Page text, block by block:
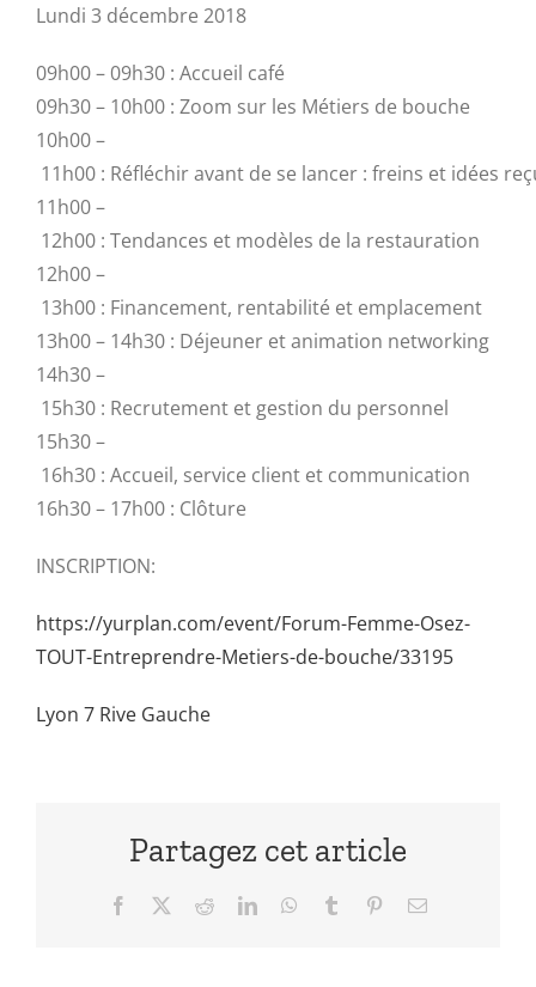
Lundi 3 décembre 2018
09h00 – 09h30 : Accueil café
09h30 – 10h00 : Zoom sur les Métiers de bouche
10h00 –
11h00 : Réfléchir avant de se lancer : freins et idées
11h00 –
12h00 : Tendances et modèles de la restauration
12h00 –
13h00 : Financement, rentabilité et emplacement
13h00 – 14h30 : Déjeuner et animation networking
14h30 –
15h30 : Recrutement et gestion du personnel
15h30 –
16h30 : Accueil, service client et communication
16h30 – 17h00 : Clôture
INSCRIPTION:
https://yurplan.com/event/Forum-Femme-Osez-
TOUT-Entreprendre-Metiers-de-bouche/33195
Lyon 7 Rive Gauche
Partagez cet article
Facebook RedditLinkedInWhatsApp
Tumblr PinterestEmail